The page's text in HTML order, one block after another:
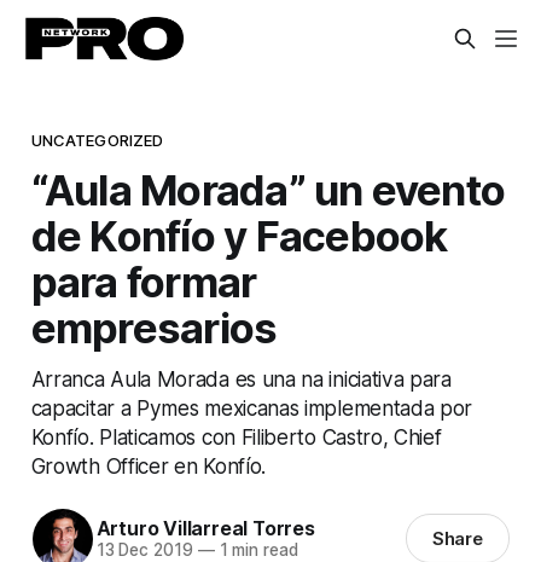
UNCATEGORIZED
“Aula Morada” un evento
de Konfío y Facebook
para formar
empresarios
Arranca Aula Morada es una na iniciativa para
capacitar a Pymes mexicanas implementada por
Konfío. Platicamos con Filiberto Castro, Chief
Growth Officer en Konfío.
Arturo Villarreal Torres
13 Dec 2019 —1 min read Share